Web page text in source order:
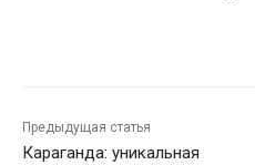
Предыдущая статья
Караганда: уникальная